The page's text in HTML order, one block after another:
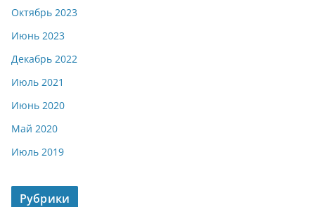
Октябрь 2023
Июнь 2023
Декабрь 2022
Июль 2021
Июнь 2020
Май 2020
Июль 2019
Рубрики